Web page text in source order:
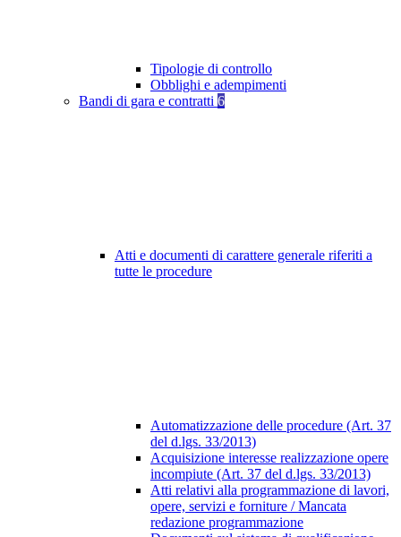
Tipologie di controllo
Obblighi e adempimenti
Bandi di gara e contratti 6
Atti e documenti di carattere generale riferiti a
tutte le procedure
Automatizzazione delle procedure (Art. 37
del d.lgs. 33/2013)
Acquisizione interesse realizzazione opere
incompiute (Art. 37 del d.lgs. 33/2013)
Atti relativi alla programmazione di lavori,
opere, servizi e forniture / Mancata
redazione programmazione